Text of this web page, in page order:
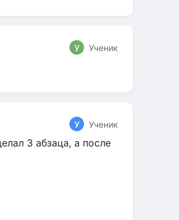
У Ученик
У Ученик
3 абзаца, а после